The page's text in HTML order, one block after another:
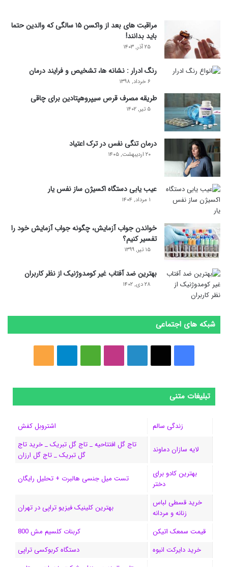
مراقبت های بعد از واکسن ۱۵ سالگی که والدین حتما
باید بدانند!
۲۵ آذر, ۱۴۰۳
رنگ ادرار : نشانه ها، تشخیص و فرایند درمان
۶ خرداد, ۱۳۹۸
طریقه مصرف قرص سیپروهپتادین برای چاقی
۵ تیر, ۱۴۰۲
درمان تنگی نفس در ترک اعتیاد
۲۰ اردیبهشت, ۱۴۰۵
عیب یابی دستگاه اکسیژن ساز نفس یار
۱ مرداد, ۱۴۰۴
خواندن جواب آزمایش، چگونه جواب آزمایش خود را
تفسیر کنیم؟
۱۵ تیر, ۱۳۹۹
بهترین ضد آفتاب غیر کومدوژنیک از نظر کاربران
۲۸ دی, ۱۴۰۲
شبکه های اجتماعی
تبلیغات متنی
زندگی سالم اشتروبل کفش
لایه سازان دماوند
تاج گل افتتاحیه _ تاج گل تبریک _ خرید تاج
گل تبریک _ تاج گل ارزان
بهترین کادو برای
دختر
تست میل جنسی هالبرت + تحلیل رایگان
خرید قسطی لباس
زنانه و مردانه
بهترین کلینیک فیزیو تراپی در تهران
قیمت سمعک اتیکن
کربنات کلسیم مش 800
خرید دایرکت انبوه
دستگاه کربوکسی تراپی